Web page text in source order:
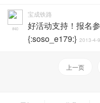
宝成铁路
#40
好活动支持！报名
{:soso_e179:} 2013-4-
上一页